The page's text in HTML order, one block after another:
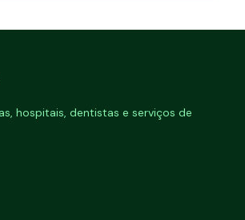
hospitais, dentistas e serviços de